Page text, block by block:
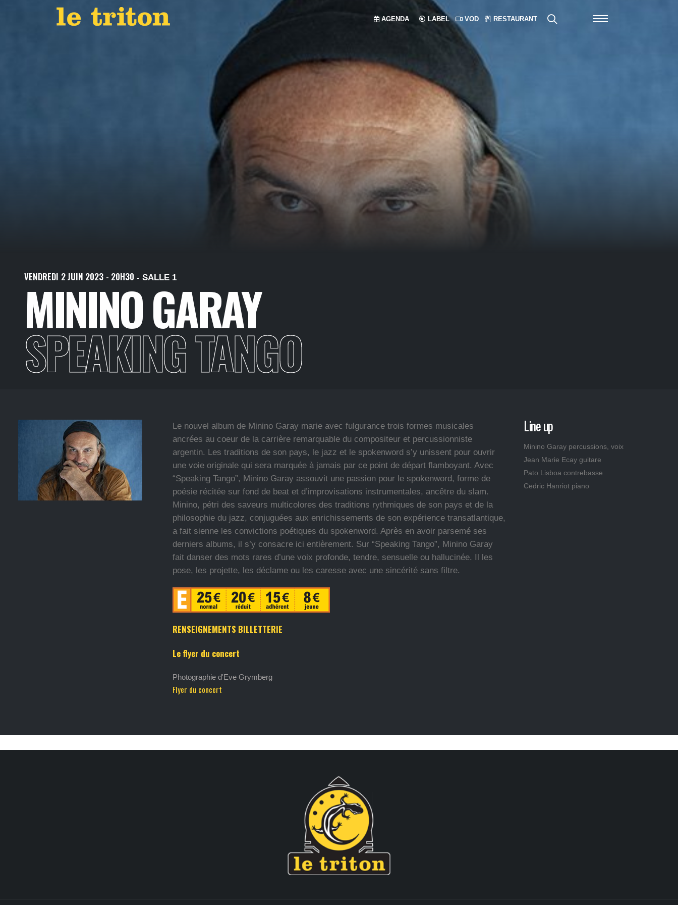
AGENDA LABEL VOD RESTAURANT
VENDREDI 2JUIN 2023 - 20H30 - SALLE 1
MININO GARAY
SPEAKING TANGO
Le nouvel album de Minino Garay marie avec fulgurance trois formes musicales
ancrées au coeur de la carrière remarquable du compositeur et percussionniste
argentin. Les traditions de son pays, le jazz et le spokenword s’y unissent pour ouvrir
une voie originale qui sera marquée à jamais par ce point de départ flamboyant. Avec
“Speaking Tango”, Minino Garay assouvit une passion pour le spokenword, forme de
poésie récitée sur fond de beat et d’improvisations instrumentales, ancêtre du slam.
Minino, pétri des saveurs multicolores des traditions rythmiques de son pays et de la
philosophie du jazz, conjuguées aux enrichissements de son expérience transatlantique,
a fait sienne les convictions poétiques du spokenword. Après en avoir parsemé ses
derniers albums, il s’y consacre ici entièrement. Sur “Speaking Tango”, Minino Garay
fait danser des mots rares d’une voix profonde, tendre, sensuelle ou hallucinée. Il les
pose, les projette, les déclame ou les caresse avec une sincérité sans filtre.
RENSEIGNEMENTS BILLETTERIE
Le flyer du concert
Photographie d'Eve Grymberg
Flyer du concert
Line up
Minino Garay percussions, voix
Jean Marie Ecay guitare
Pato Lisboa contrebasse
Cedric Hanriot piano